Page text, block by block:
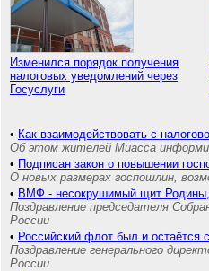
Изменился порядок получения
налоговых уведомлений через
Госуслуги
• Как взаимодействовать с
Об этом жителей Миасса
• Подписан закон о повышении
О новых размерах госпошлин,
• ВМФ - несокрушимый щит Родины,
Поздравление председателя
России
• Российский флот был и
Поздравление генерального
России